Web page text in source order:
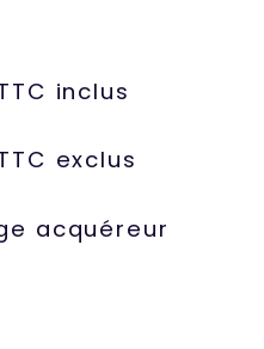
inclus
exclus
acquéreur